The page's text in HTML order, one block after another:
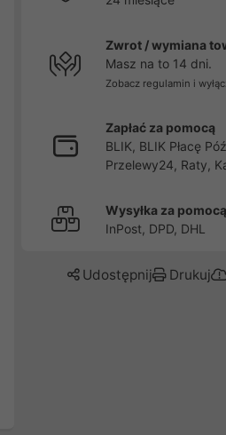
Zwrot / wymiana
Masz na to 14 dni.
Zobacz regulamin i
Zapłać za pomocą
BLIK, BLIK Płacę
Przelewy24, Raty,
Wysyłka za pomocą
InPost, DPD, DHL
Udostępnij Drukuj